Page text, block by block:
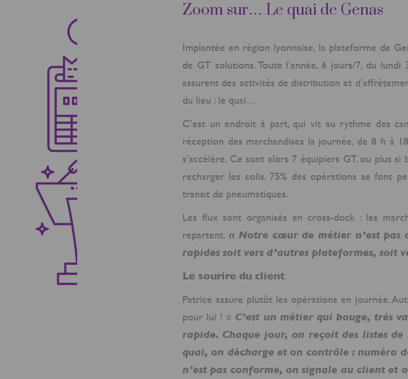
Zoom sur… Le quai de Genas
Implantée en région lyonnaise, la plateforme de
de GT solutions. Toute l’année, 6 jours/7, du
assurent des activités de distribution et
du lieu : le quai…
C’est un endroit à part, qui vit au rythme des
réception des marchandises la journée, de 8 h à
s’accélère. Ce sont alors 7 équipiers GT, ou plus
recharger les colis. 75% des opérations se font
transit de pneumatiques.
Les flux sont organisés en cross-dock : les
repartent. « Notre cœur de métier n’est pas
rapides soit vers d’autres plateformes, soit
Le sourire du client
Patrice assure plutôt les opérations en journée.
pour lui ! « C’est un métier qui bouge, très
rapide. Chaque jour, on reçoit des listes
quai, on décharge et on contrôle : numéro
n’est pas conforme, on signale au client et